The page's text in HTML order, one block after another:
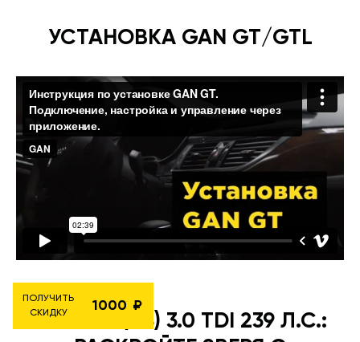
УСТАНОВКА GAN GT/GTL
AUDI A4 (B8) 3.0 TDI 239 Л.С.:
ПОЛУЧИТЬ
СКИДКУ
1000